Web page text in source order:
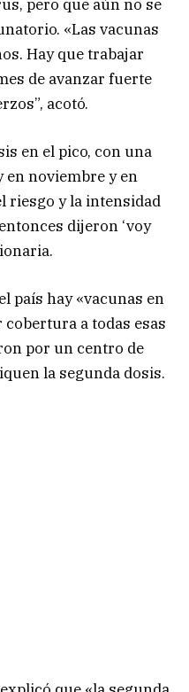
pero que aún no se
«Las vacunas
Hay que trabajar
de avanzar fuerte
acotó.
en el pico, con una
en noviembre y en
riesgo y la intensidad
dijeron ‘voy
país hay «vacunas en
a todas esas
por un centro de
la segunda dosis.